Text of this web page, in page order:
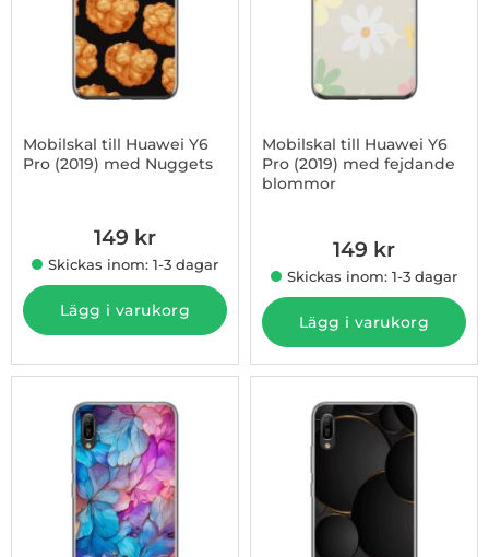
Mobilskal till Huawei Y6
Pro (2019) med Nuggets
149 kr
Skickas inom: 1-3 dagar
Lägg i varukorg
Mobilskal till Huawei Y6
Pro (2019) med fejdande
blommor
149 kr
Skickas inom: 1-3 dagar
Lägg i varukorg